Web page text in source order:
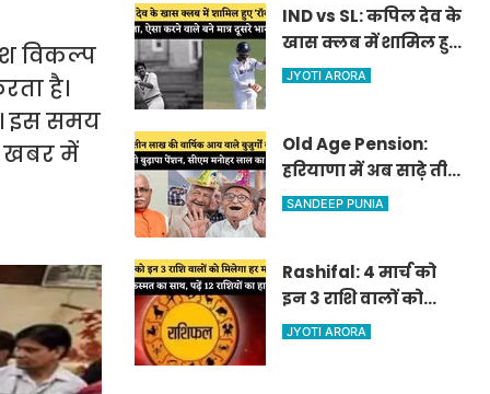
विकल्प
है।
इस समय
खबर में
IND vs SL: कपिल देव के
खास क्लब में शामिल हुए
'रॉकस्टार' जडेजा, ऐसा
JYOTI ARORA
Old Age Pension:
हरियाणा में अब साढ़े तीन
लाख की वार्षिक आय
सीएम मनोहर लाल का
ऐलान
SANDEEP PUNIA
Rashifal: 4 मार्च को
इन 3 राशि वालों को
मिलेगा हर मामले में
JYOTI ARORA